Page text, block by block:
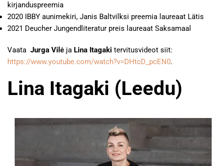
kirjanduspreemia
2020 IBBY aunimekiri, Janis Baltvilksi preemia laureaat Lätis
2021 Deucher Jungendliteratur preis laureaat Saksamaal
Vaata Jurga Vilė ja Lina Itagaki tervitusvideot siit:
https://www.youtube.com/watch?v=DHtcD_pcEN0.
Lina Itagaki (Leedu)